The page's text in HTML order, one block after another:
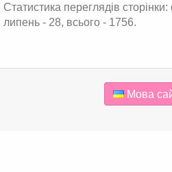
Статистика переглядів
липень - 28, всього - 1756.
Мова